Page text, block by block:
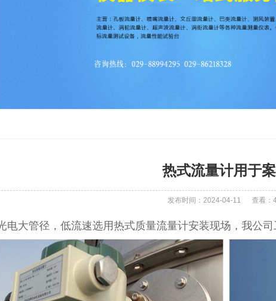
热式流量计用于
发布时间：2024-04-11 查看：
电大管径，低流速选用热式质量流量计安装现场，我公